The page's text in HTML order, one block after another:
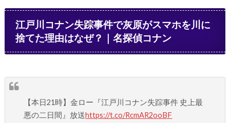
江戸川コナン失踪事件で灰原がスマホを川に
捨てた理由はなぜ？｜名探偵コナン
【本日21時】金ロー『江戸川コナン失踪事件 史上最
悪の二日間』放送https://t.co/RcmAR2ooBF